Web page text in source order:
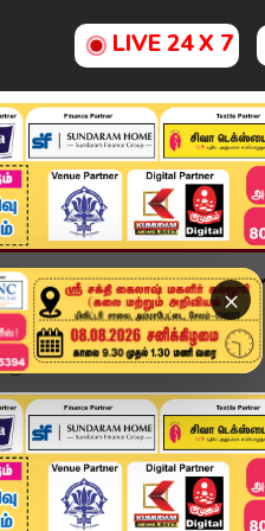
LIVE 24 X 7
×
அரசியல் விளையாட்டு